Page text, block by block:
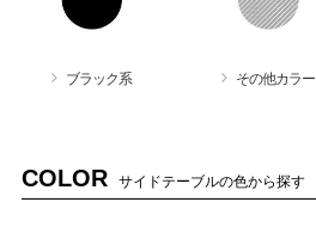
ブラック系 その他カラー
COLOR サイドテーブルの色から探す